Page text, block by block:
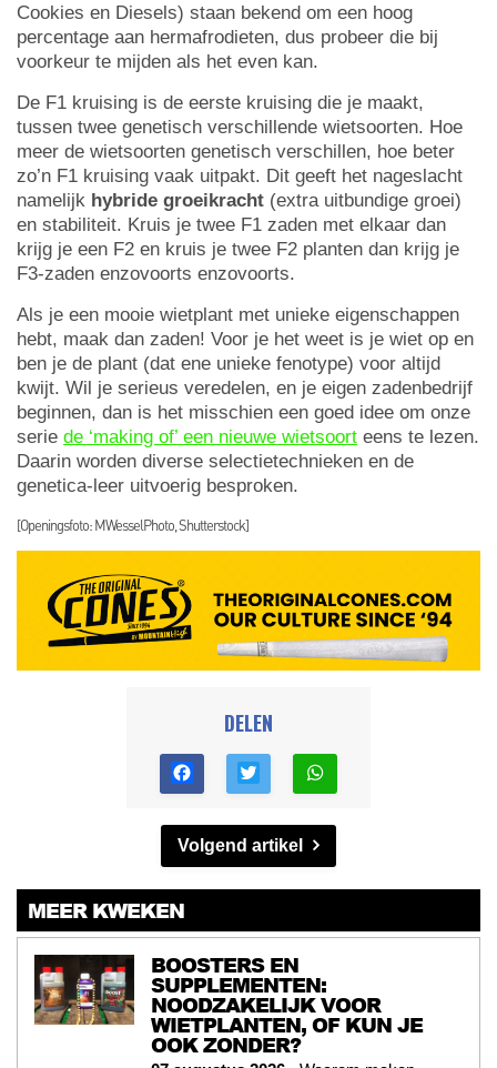
Cookies en Diesels) staan bekend om een hoog
percentage aan hermafrodieten, dus probeer die bij
voorkeur te mijden als het even kan.
De F1 kruising is de eerste kruising die je maakt,
tussen twee genetisch verschillende wietsoorten. Hoe
meer de wietsoorten genetisch verschillen, hoe beter
zo’n F1 kruising vaak uitpakt. Dit geeft het nageslacht
namelijk hybride groeikracht (extra uitbundige groei)
en stabiliteit. Kruis je twee F1 zaden met elkaar dan
krijg je een F2 en kruis je twee F2 planten dan krijg je
F3-zaden enzovoorts enzovoorts.
Als je een mooie wietplant met unieke eigenschappen
hebt, maak dan zaden! Voor je het weet is je wiet op en
ben je de plant (dat ene unieke fenotype) voor altijd
kwijt. Wil je serieus veredelen, en je eigen zadenbedrijf
beginnen, dan is het misschien een goed idee om onze
serie de ‘making of’ een nieuwe wietsoort eens te lezen.
Daarin worden diverse selectietechnieken en de
genetica-leer uitvoerig besproken.
[Openingsfoto: MWesselPhoto, Shutterstock]
DELEN
Volgend artikel
MEER KWEKEN
BOOSTERS EN
SUPPLEMENTEN:
NOODZAKELIJK VOOR
WIETPLANTEN, OF KUN JE
OOK ZONDER?